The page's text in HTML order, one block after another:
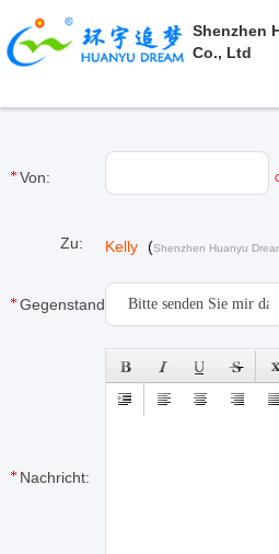
Shenzhen
Co., Ltd
Von:
Zu: Kelly (Shenzhen Huanyu
2 Stunden 07 minuts vor
Gegenstand:
Nachricht: